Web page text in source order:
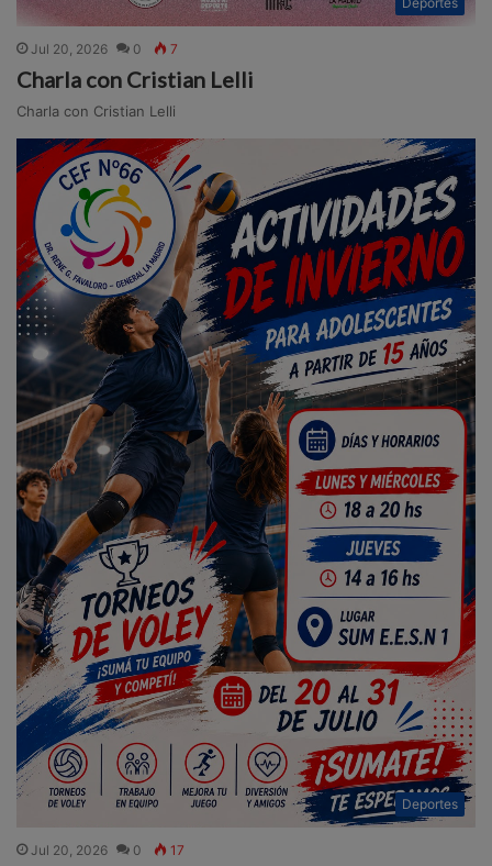
Jul 20, 2026 0 7
Charla con Cristian Lelli
Charla con Cristian Lelli
Deportes
Jul 20, 2026 0 17